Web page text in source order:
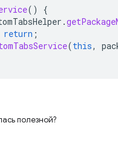
()
{
.
return ;
(this,
полезной?